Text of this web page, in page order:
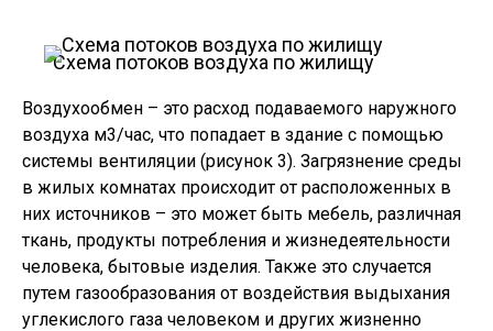
Схема потоков воздуха по жилищу
Воздухообмен – это расход подаваемого наружного
воздуха м3/час, что попадает в здание с помощью
системы вентиляции (рисунок 3). Загрязнение среды
в жилых комнатах происходит от расположенных в
них источников – это может быть мебель, различная
ткань, продукты потребления и жизнедеятельности
человека, бытовые изделия. Также это случается
путем газообразования от воздействия выдыхания
углекислого газа человеком и других жизненно